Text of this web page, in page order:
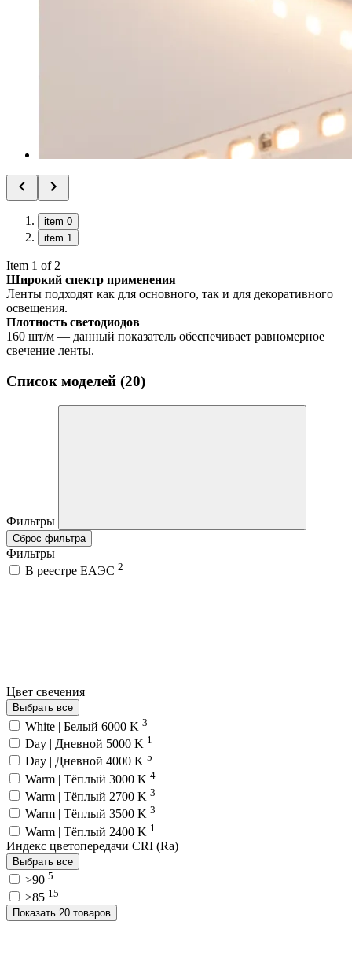
item 0
item 1
Item 1 of 2
Широкий спектр применения
Ленты подходят как для основного, так и для декоративного
освещения.
Плотность светодиодов
160 шт/м — данный показатель обеспечивает равномерное
свечение ленты.
Список моделей (20)
Фильтры
Сброс фильтра
Фильтры
В реестре ЕАЭС 2
Цвет свечения
Выбрать все
White | Белый 6000 K 3
Day | Дневной 5000 K 1
Day | Дневной 4000 K 5
Warm | Тёплый 3000 K 4
Warm | Тёплый 2700 K 3
Warm | Тёплый 3500 K 3
Warm | Тёплый 2400 K 1
Индекс цветопередачи CRI (Ra)
Выбрать все
>90 5
>85 15
Показать 20 товаров